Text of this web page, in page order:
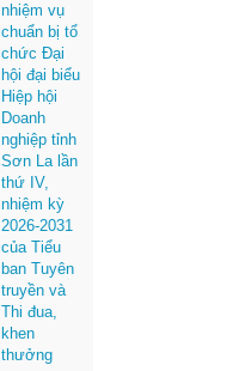
nhiệm vụ
chuẩn bị tổ
chức Đại
hội đại biểu
Hiệp hội
Doanh
nghiệp tỉnh
Sơn La lần
thứ IV,
nhiệm kỳ
2026-2031
của Tiểu
ban Tuyên
truyền và
Thi đua,
khen
thưởng